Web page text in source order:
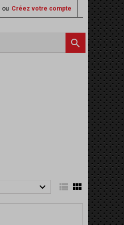
ou Créez votre compte

  